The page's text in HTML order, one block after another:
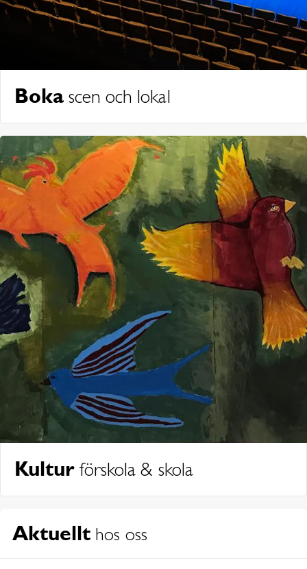
Boka scen och lokal
Kulturförskola & skola
Aktuellt hos oss